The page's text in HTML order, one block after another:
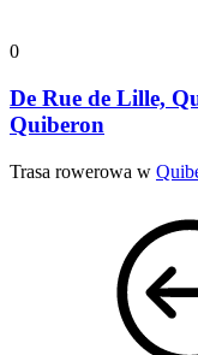
0
De Rue de Lille,
Quiberon
Trasa rowerowa w